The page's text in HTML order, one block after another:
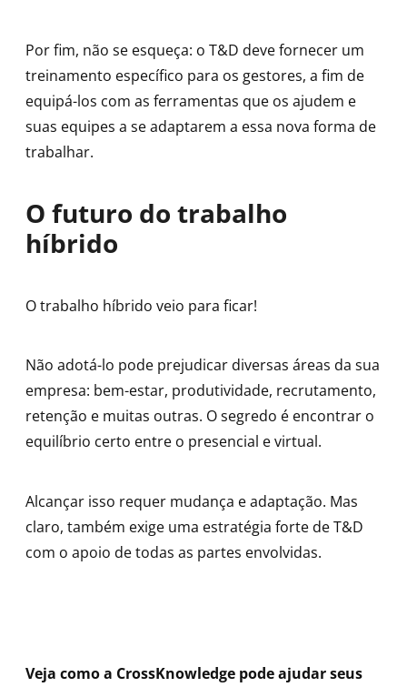
Por fim, não se esqueça: o T&D deve fornecer um
treinamento específico para os gestores, a fim de
equipá-los com as ferramentas que os ajudem e
suas equipes a se adaptarem a essa nova forma de
trabalhar.
O futuro do trabalho
híbrido
O trabalho híbrido veio para ficar!
Não adotá-lo pode prejudicar diversas áreas da sua
empresa: bem-estar, produtividade, recrutamento,
retenção e muitas outras. O segredo é encontrar o
equilíbrio certo entre o presencial e virtual.
Alcançar isso requer mudança e adaptação. Mas
claro, também exige uma estratégia forte de T&D
com o apoio de todas as partes envolvidas.
Veja como a CrossKnowledge pode ajudar seus